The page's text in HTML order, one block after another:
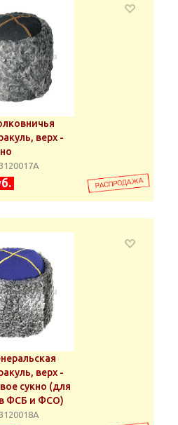
верх -
верх -
сукно (для
ФСБ и ФСО)